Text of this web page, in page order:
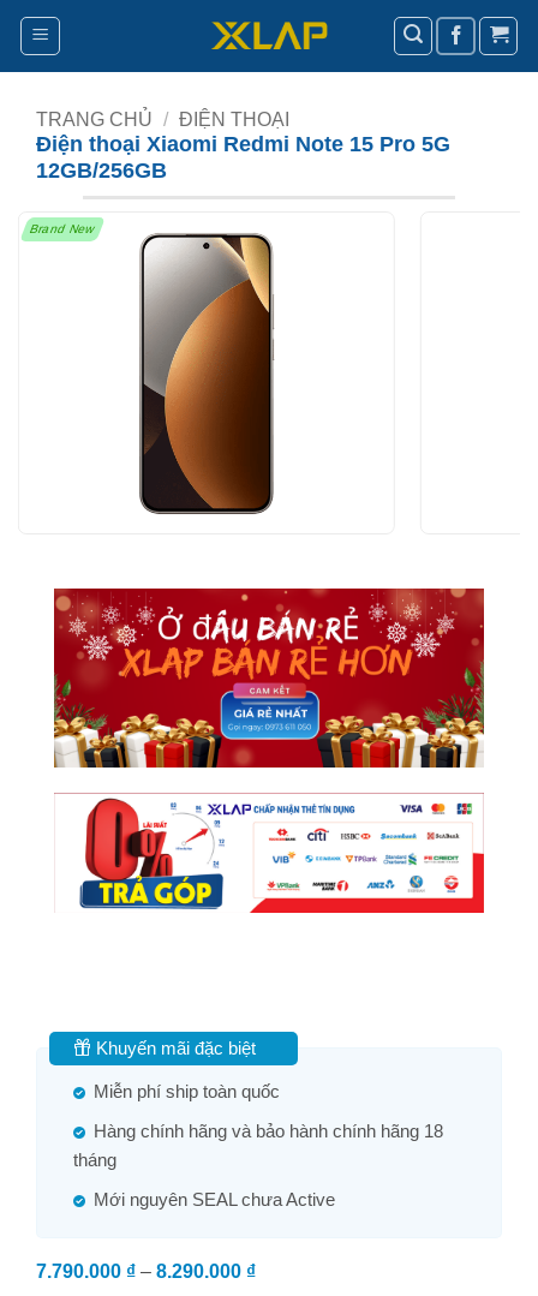
Bỏ
nội
TRANG CHỦ / ĐIỆN THOẠI
Điện thoại Xiaomi Redmi Note 15 Pro 5G
12GB/256GB
Brand New
Khuyến mãi đặc biệt
Miễn phí ship toàn quốc
Hàng chính hãng và bảo hành chính hãng 18
tháng
Mới nguyên SEAL chưa Active
7.790.000 ₫ – 8.290.000 ₫